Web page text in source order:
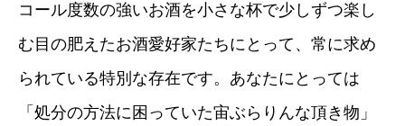
コール度数の強いお酒を小さな杯で少しずつ楽し
む目の肥えたお酒愛好家たちにとって、常に求め
られている特別な存在です。あなたにとっては
「処分の方法に困っていた宙ぶらりんな頂き物」